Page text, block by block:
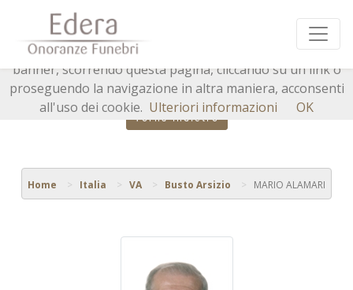
Torna indietro
Home Italia VA Busto Arsizio MARIO ALAMARI
Questo sito o gli strumenti terzi da questo utilizzati si
avvalgono di cookie necessari al funzionamento ed utili
alle finalità illustrate nella cookie policy. Chiudendo questo
banner, scorrendo questa pagina, cliccando su un link o
proseguendo la navigazione in altra maniera, acconsenti
all'uso dei cookie. Ulteriori informazioni OK